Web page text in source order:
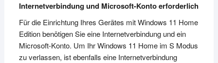
Internetverbindung und Microsoft-Konto erforderlich
Für die Einrichtung Ihres Gerätes mit Windows 11 Home
Edition benötigen Sie eine Internetverbindung und ein
Microsoft-Konto. Um Ihr Windows 11 Home im S Modus
zu verlassen, ist ebenfalls eine Internetverbindung